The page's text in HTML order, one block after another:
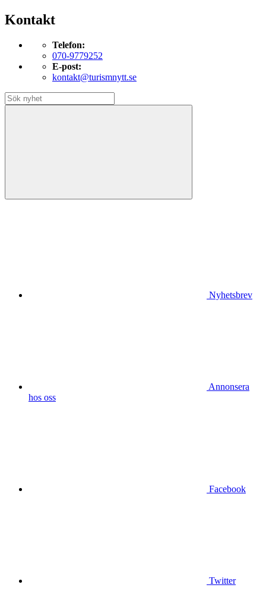
Kontakt
Telefon:
070-9779252
E-post:
kontakt@turismnytt.se
Nyhetsbrev
Annonsera
hos oss
Facebook
Twitter